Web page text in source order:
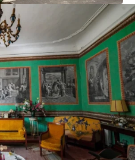
villa takaya morieres-les-avignon, ©